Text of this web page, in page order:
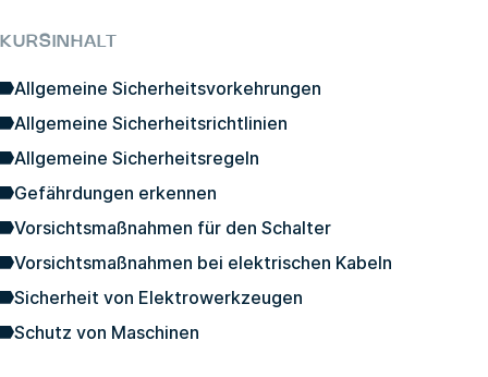
KURSINHALT
Allgemeine Sicherheitsvorkehrungen
Allgemeine Sicherheitsrichtlinien
Allgemeine Sicherheitsregeln
Gefährdungen erkennen
Vorsichtsmaßnahmen für den Schalter
Vorsichtsmaßnahmen bei elektrischen Kabeln
Sicherheit von Elektrowerkzeugen
Schutz von Maschinen